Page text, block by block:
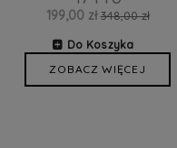
199,00 zł 348,00 zł
Do Koszyka
ZOBACZ WIĘCEJ